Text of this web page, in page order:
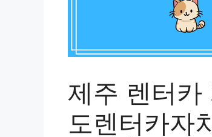
제주 렌터카
도렌터카자